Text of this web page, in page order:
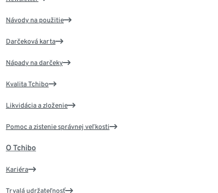
Návody na použitie
Darčeková karta
Nápady na darčeky
Kvalita Tchibo
Likvidácia a zloženie
Pomoc a zistenie správnej veľkosti
O Tchibo
Kariéra
Trvalá udržateľnosť